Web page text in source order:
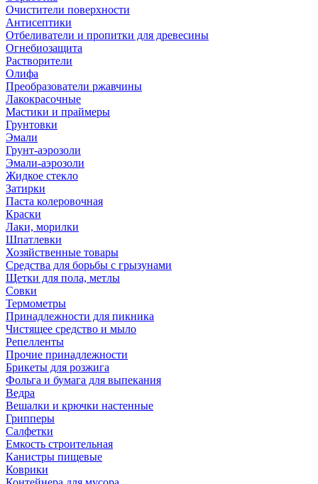
Очистители поверхности
Антисептики
Отбеливатели и пропитки для древесины
Огнебиозащита
Растворители
Олифа
Преобразователи ржавчины
Лакокрасочные
Мастики и праймеры
Грунтовки
Эмали
Грунт-аэрозоли
Эмали-аэрозоли
Жидкое стекло
Затирки
Паста колеровочная
Краски
Лаки, морилки
Шпатлевки
Хозяйственные товары
Средства для борьбы с грызунами
Щетки для пола, метлы
Совки
Термометры
Принадлежности для пикника
Чистящее средство и мыло
Репелленты
Прочие принадлежности
Брикеты для розжига
Фольга и бумага для выпекания
Ведра
Вешалки и крючки настенные
Грипперы
Салфетки
Емкость строительная
Канистры пищевые
Коврики